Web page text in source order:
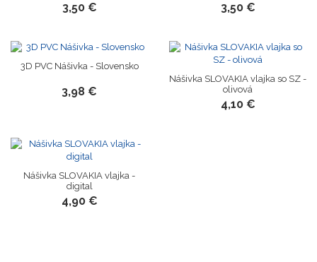
3,50 € 3,50 €
3D PVC Nášivka - Slovensko
3,98 €
Nášivka SLOVAKIA vlajka so SZ -
olivová
4,10 €
Nášivka SLOVAKIA vlajka -
digital
4,90 €